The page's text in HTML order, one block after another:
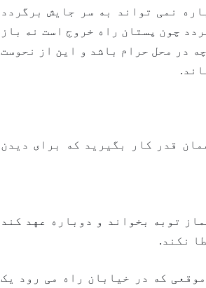
نمی تواند به سر جایش برگردد
چون پستان راه خروج است نه باز
در محل حرام باشد و این از نحوست
قدر کار بگیرید که برای دیدن
توبه بخواند و دوباره عهد کند
نکند.
که در خیابان راه می رود یک